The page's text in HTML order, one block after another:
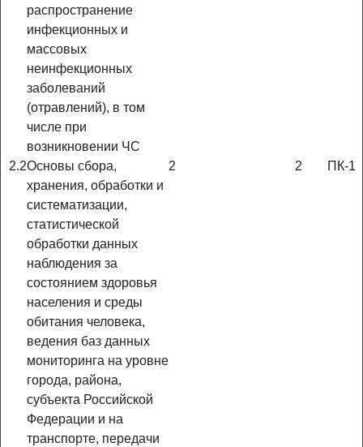
распространение
инфекционных и
массовых
неинфекционных
заболеваний
(отравлений), в том
числе при
возникновении ЧС
2.2Основы сбора,
хранения, обработки и
систематизации,
статистической
обработки данных
наблюдения за
состоянием здоровья
населения и среды
обитания человека,
ведения баз данных
мониторинга на уровне
города, района,
субъекта Российской
Федерации и на
транспорте, передачи
2 2 ПК-1